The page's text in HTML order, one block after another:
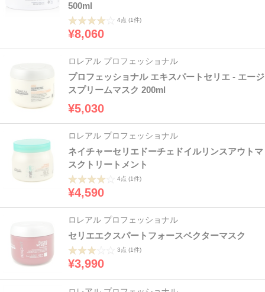
500ml
4点 (1件)
¥8,060
ロレアル プロフェッショナル
プロフェッショナル エキスパートセリエ - エージ
スプリームマスク 200ml
¥5,030
ロレアル プロフェッショナル
ネイチャーセリエドーチェドイルリンスアウトマ
スクトリートメント
4点 (1件)
¥4,590
ロレアル プロフェッショナル
セリエエクスパートフォースベクターマスク
3点 (1件)
¥3,990